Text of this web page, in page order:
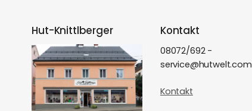
Hut-Knittlberger Kontakt
08072/692 -
service@hutwelt.com
Kontakt